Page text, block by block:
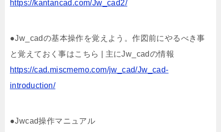
https://kantancad.com/Jw_cad2/
●Jw_cadの基本操作を覚えよう。作図前にやるべき事
と覚えておく事はこちら | 主にJw_cadの情報
https://cad.miscmemo.com/jw_cad/Jw_cad-
introduction/
●Jwcad操作マニュアル